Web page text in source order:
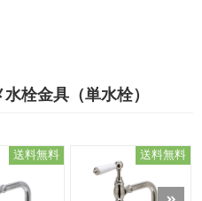
栓金具（単水栓）
送料無料 送料無料